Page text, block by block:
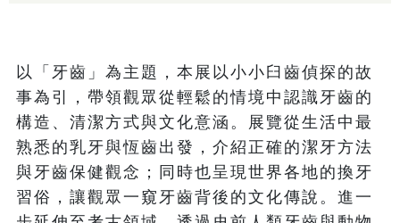
以「牙齒」為主題，本展以小小臼齒偵探的故
事為引，帶領觀眾從輕鬆的情境中認識牙齒的
構造、清潔方式與文化意涵。展覽從生活中最
熟悉的乳牙與恆齒出發，介紹正確的潔牙方法
與牙齒保健觀念；同時也呈現世界各地的換牙
習俗，讓觀眾一窺牙齒背後的文化傳說。進一